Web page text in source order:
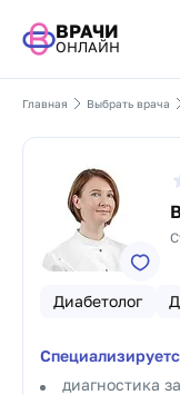
ВРАЧИ
ОНЛАЙН
Главная Выбрать врача
Диабетолог
диагностика